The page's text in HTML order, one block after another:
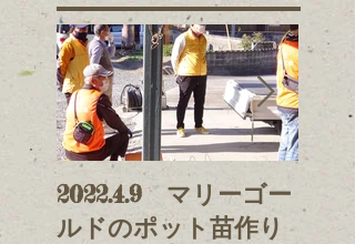
2022.4.9 マリーゴー
ルドのポット苗作り